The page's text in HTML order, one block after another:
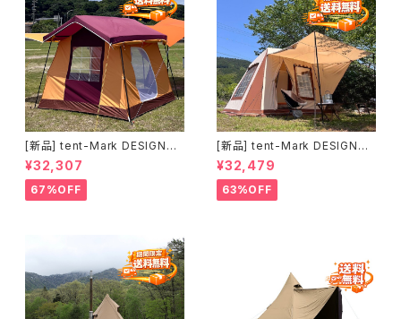
[新品] tent-Mark DESIGNS
プリン｜かわいさと実用性を楽
しむロッジテント
¥32,307
67%OFF
[新品] tent-Mark DESIGNS
ミグラテール｜景色を楽しむこ
だわりのロッジテント
¥32,479
63%OFF